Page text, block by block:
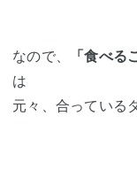
なので、 「食べる
は
元々、合っている